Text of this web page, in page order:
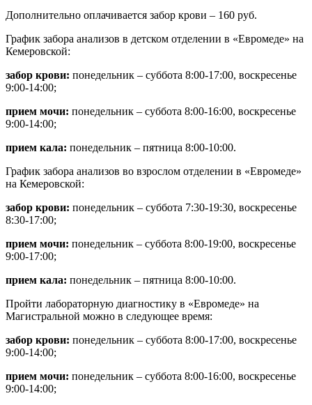
Дополнительно оплачивается забор крови – 160 руб.
График забора анализов в детском отделении в «Евромеде» на
Кемеровской:
забор крови: понедельник – суббота 8:00-17:00, воскресенье
9:00-14:00;
прием мочи: понедельник – суббота 8:00-16:00, воскресенье
9:00-14:00;
прием кала: понедельник – пятница 8:00-10:00.
График забора анализов во взрослом отделении в «Евромеде»
на Кемеровской:
забор крови: понедельник – суббота 7:30-19:30, воскресенье
8:30-17:00;
прием мочи: понедельник – суббота 8:00-19:00, воскресенье
9:00-17:00;
прием кала: понедельник – пятница 8:00-10:00.
Пройти лабораторную диагностику в «Евромеде» на
Магистральной можно в следующее время:
забор крови: понедельник – суббота 8:00-17:00, воскресенье
9:00-14:00;
прием мочи: понедельник – суббота 8:00-16:00, воскресенье
9:00-14:00;